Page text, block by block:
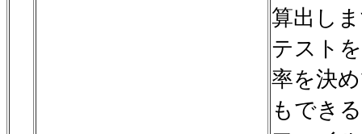
算出し
テスト
率を決
もでき